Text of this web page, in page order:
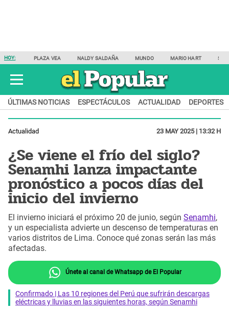
HOY: PLAZA VEA NALDY SALDAÑA MUNDO MARIO HART
ÚLTIMAS NOTICIAS ESPECTÁCULOS ACTUALIDAD DEPORTES
Actualidad 23 MAY 2025 | 13:32 H
¿Se viene el frío del siglo?
Senamhi lanza impactante
pronóstico a pocos días del
inicio del invierno
El invierno iniciará el próximo 20 de junio, según Senamhi,
y un especialista advierte un descenso de temperaturas en
varios distritos de Lima. Conoce qué zonas serán las más
afectadas.
Únete al canal de Whatsapp de El Popular
Confirmado | Las 10 regiones del Perú que sufrirán descargas
eléctricas y lluvias en las siguientes horas, según Senamhi